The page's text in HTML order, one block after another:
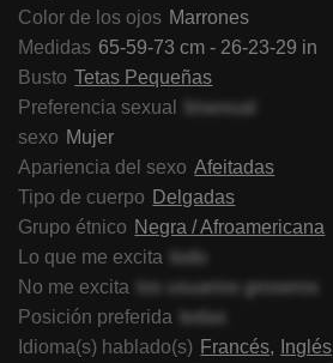
Color de los ojos Marrones
Medidas 65-59-73 cm - 26-23-29 in
Busto Tetas Pequeñas
Preferencia sexual
bisexual
sexo Mujer
Apariencia del sexo Afeitadas
Tipo de cuerpo Delgadas
Grupo étnico Negra / Afroamericana
Lo que me excita
todo
No me excita
los usuarios groseros
Posición preferida
todas
Idioma(s) hablado(s) Francés Inglés